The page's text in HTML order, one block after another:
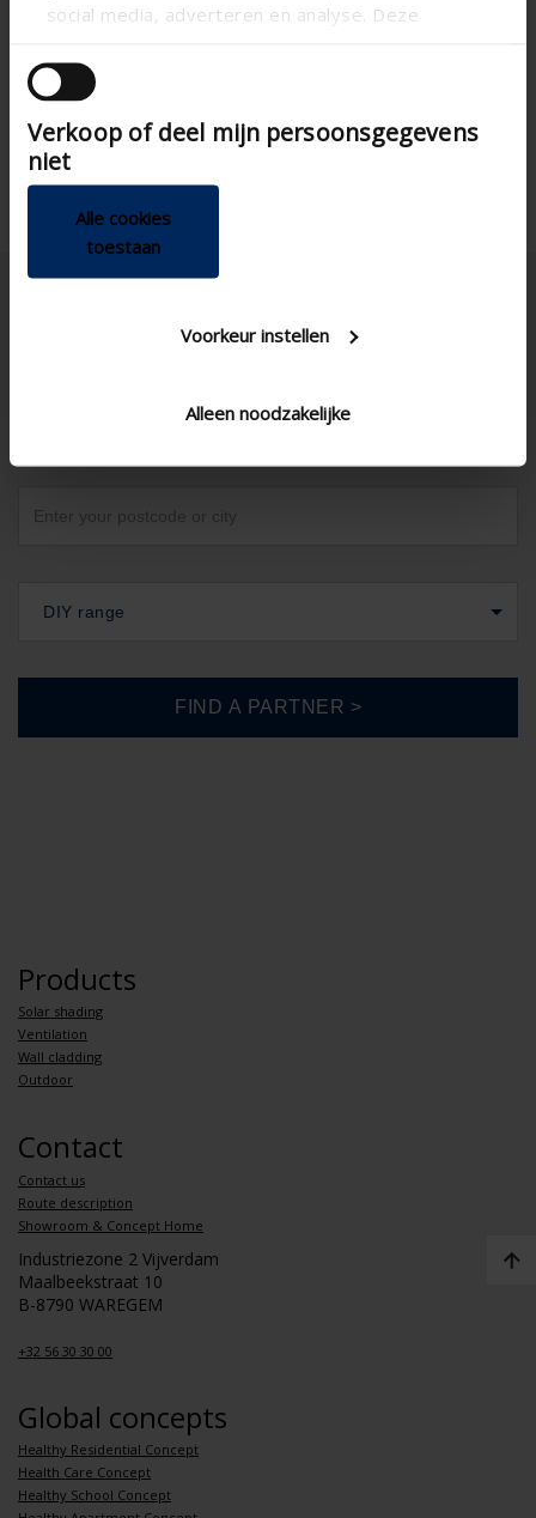
social media, adverteren en analyse. Deze
andere informatie die u aan ze heeft verstrekt of
die ze hebben verzameld op basis van uw gebruik
van hun services.
Verkoop of deel mijn persoonsgegevens
niet
Alle cookies
toestaan
Voorkeur instellen
Alleen noodzakelijke
DIY range
Products
Solar shading
Ventilation
Wall cladding
Outdoor
Contact
Contact us
Route description
Showroom & Concept Home
Industriezone 2 Vijverdam
Maalbeekstraat 10
B-8790 WAREGEM
+32 56 30 30 00
Global concepts
Healthy Residential Concept
Health Care Concept
Healthy School Concept